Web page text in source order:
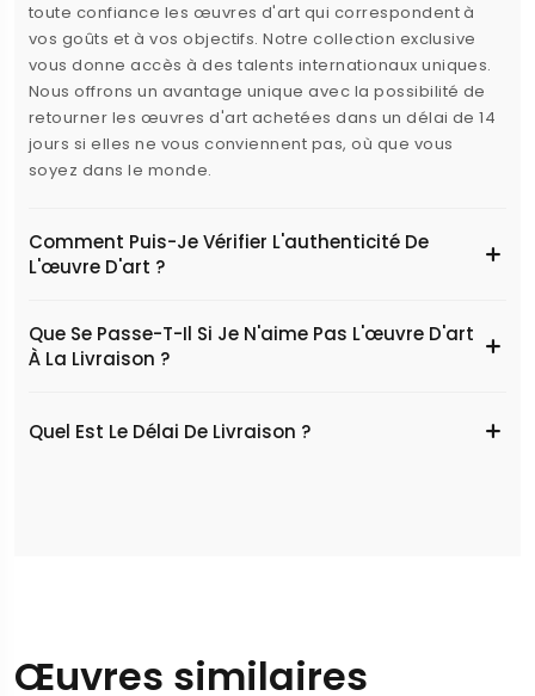
toute confiance les œuvres d'art qui correspondent à
vos goûts et à vos objectifs. Notre collection exclusive
vous donne accès à des talents internationaux uniques.
Nous offrons un avantage unique avec la possibilité de
retourner les œuvres d'art achetées dans un délai de 14
jours si elles ne vous conviennent pas, où que vous
soyez dans le monde.
Comment Puis-Je Vérifier L'authenticité De
L'œuvre D'art ?
Que Se Passe-T-Il Si Je N'aime Pas L'œuvre D'art
À La Livraison ?
Quel Est Le Délai De Livraison ?
Œuvres similaires